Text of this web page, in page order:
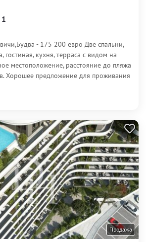
1
- 175 200 евро Две спальни,
гостиная, кухня, терраса с видом на
местоположение, расстояние до пляжа
Хорошее предложение для проживания
Продажа